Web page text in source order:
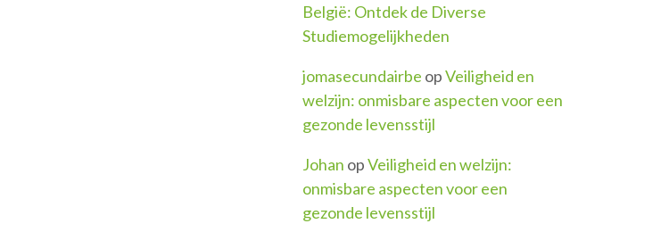
België: Ontdek de Diverse
Studiemogelijkheden
jomasecundairbe opVeiligheid en
welzijn: onmisbare aspecten voor een
gezonde levensstijl
Johan opVeiligheid en welzijn:
onmisbare aspecten voor een
gezonde levensstijl